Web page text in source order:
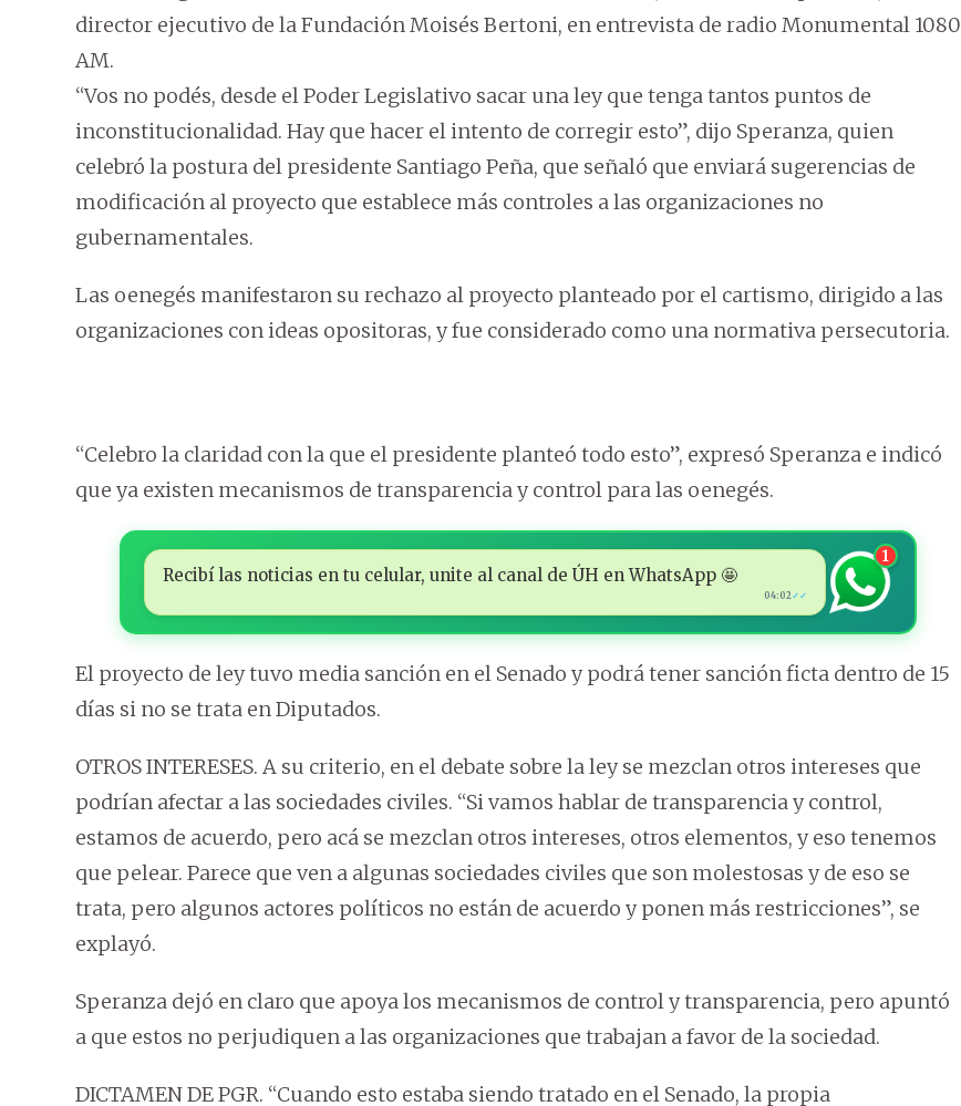
director ejecutivo de la Fundación Moisés Bertoni, en entrevista de radio Monumental 1080
AM.
“Vos no podés, desde el Poder Legislativo sacar una ley que tenga tantos puntos de
inconstitucionalidad. Hay que hacer el intento de corregir esto”, dijo Speranza, quien
celebró la postura del presidente Santiago Peña, que señaló que enviará sugerencias de
modificación al proyecto que establece más controles a las organizaciones no
gubernamentales.
Las oenegés manifestaron su rechazo al proyecto planteado por el cartismo, dirigido a las
organizaciones con ideas opositoras, y fue considerado como una normativa persecutoria.
“Celebro la claridad con la que el presidente planteó todo esto”, expresó Speranza e indicó
que ya existen mecanismos de transparencia y control para las oenegés.
Recibí las noticias en tu celular, unite al canal de ÚH en WhatsApp 🤩
04:02✓✓
1
El proyecto de ley tuvo media sanción en el Senado y podrá tener sanción ficta dentro de 15
días si no se trata en Diputados.
OTROS INTERESES. A su criterio, en el debate sobre la ley se mezclan otros intereses que
podrían afectar a las sociedades civiles. “Si vamos hablar de transparencia y control,
estamos de acuerdo, pero acá se mezclan otros intereses, otros elementos, y eso tenemos
que pelear. Parece que ven a algunas sociedades civiles que son molestosas y de eso se
trata, pero algunos actores políticos no están de acuerdo y ponen más restricciones”, se
explayó.
Speranza dejó en claro que apoya los mecanismos de control y transparencia, pero apuntó
a que estos no perjudiquen a las organizaciones que trabajan a favor de la sociedad.
DICTAMEN DE PGR. “Cuando esto estaba siendo tratado en el Senado, la propia